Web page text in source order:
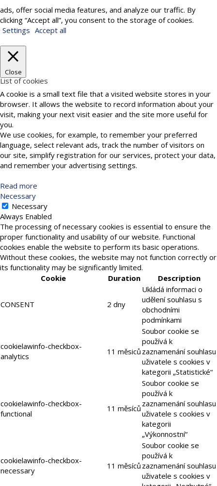
ads, offer social media features, and analyze our traffic. By
clicking “Accept all”, you consent to the storage of cookies.
Settings Accept all
Close
List of cookies
A cookie is a small text file that a visited website stores in your
browser. It allows the website to record information about your
visit, making your next visit easier and the site more useful for
you.
We use cookies, for example, to remember your preferred
language, select relevant ads, track the number of visitors on
our site, simplify registration for our services, protect your data,
and remember your advertising settings.
Read more
Necessary
Necessary
Always Enabled
The processing of necessary cookies is essential to ensure the
proper functionality and usability of our website. Functional
cookies enable the website to perform its basic operations.
Without these cookies, the website may not function correctly or
its functionality may be significantly limited.
Cookie
Duration Description
CONSENT 2 dny
Ukládá informaci o
udělení souhlasu s
obchodními
podmínkami
cookielawinfo-checkbox-
analytics
11 měsiců
Soubor cookie se
používá k
zaznamenání souhlasu
uživatele s cookies v
kategorii „Statistické“
cookielawinfo-checkbox-
functional
11 měsíců
Soubor cookie se
používá k
zaznamenání souhlasu
uživatele s cookies v
kategorii
„Výkonnostní“
cookielawinfo-checkbox-
necessary
11 měsíců
Soubor cookie se
používá k
zaznamenání souhlasu
uživatele s cookies v